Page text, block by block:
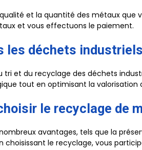
et la quantité des métaux que
et vous effectuons le paiement.
les déchets
tri et du recyclage des déchets
tout en optimisant la valorisation
le recyclage de
avantages, tels que la
choisissant le recyclage, vous